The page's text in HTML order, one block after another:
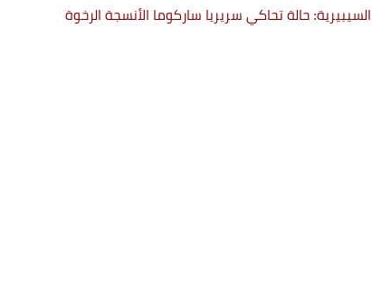
السيبيرية: حالة تحاكي سريريا ساركوما الأنسجة الرخوة